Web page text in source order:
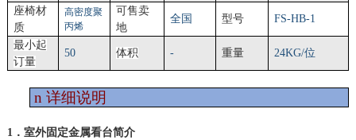
座椅材
质
高密度聚
丙烯
可售卖
地
全国 型号 FS-HB-1
最小起
订量
50 体积 - 重量 24KG/位
n 详细说明
1．室外固定金属看台简介